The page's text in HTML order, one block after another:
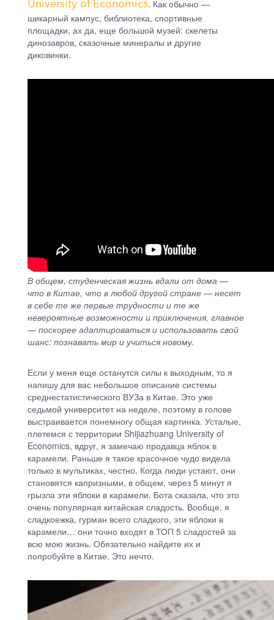
University of Economics. Как обычно —
шикарный кампус, библиотека, спортивные
площадки, ах да, еще большой музей: скелеты
динозавров, сказочные минералы и другие
диковинки.
В общем, студенческая жизнь вдали от дома —
что в Китае, что в любой другой стране — несет
в себе те же первые трудности и те же
невероятные возможности и приключения, главное
— поскорее адаптироваться и использовать свой
шанс: познавать мир и учиться новому.
Если у меня еще останутся силы к выходным, то я
напишу для вас небольшое описание системы
среднестатистического ВУЗа в Китае. Это уже
седьмой университет на неделе, поэтому в голове
выстраивается понемногу общая картинка. Усталые,
плетемся с территории Shijiazhuang University of
Economics, вдруг, я замечаю продавца яблок в
карамели. Раньше я такое красочное чудо видела
только в мультиках, честно. Когда люди устают, они
становятся капризными, в общем, через 5 минут я
грызла эти яблоки в карамели. Бота сказала, что это
очень популярная китайская сладость. Вообще, я
сладкоежка, гурман всего сладкого, эти яблоки в
карамели… они точно входят в ТОП 5 сладостей за
всю мою жизнь. Обязательно найдите их и
попробуйте в Китае. Это нечто.